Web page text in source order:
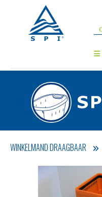
WINKELMAND DRAAGBAAR